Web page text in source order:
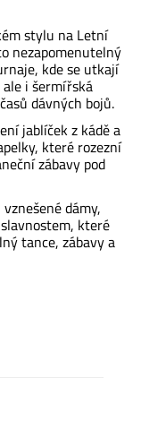
stylu na Letní
nezapomenutelný
kde se utkají
i šermířská
dávných bojů.
jablíček z kádě a
které rozezní
zábavy pod
dámy,
které
tance, zábavy a